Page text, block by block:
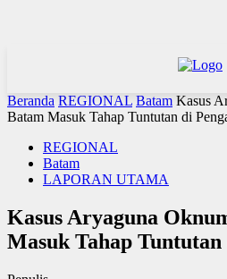
Beranda REGIONAL Batam Kasus
Batam Masuk Tahap Tuntutan di
REGIONAL
Batam
LAPORAN UTAMA
Kasus Aryaguna
Masuk Tahap